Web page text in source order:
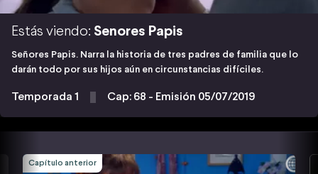
Estás viendo: Senores Papis
Señores Papis. Narra la historia de tres padres de familia que lo
darán todo por sus hijos aún en circunstancias difíciles.
Temporada 1 Cap: 68 - Emisión 05/07/2019
Capítulo anterior